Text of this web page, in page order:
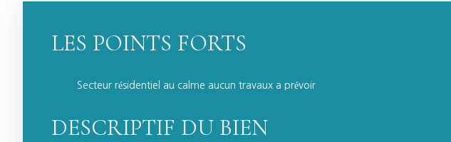
LES POINTS FORTS
Secteur résidentiel au calme aucun travaux a prévoir
DESCRIPTIF DU BIEN